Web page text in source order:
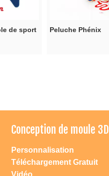
de sport
Peluche Phénix
Conception de moule 3D
Personnalisation
Téléchargement Gratuit
Vidéo